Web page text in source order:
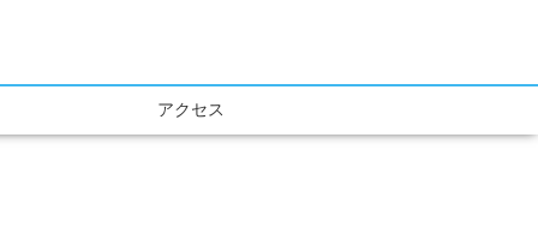
アクセス